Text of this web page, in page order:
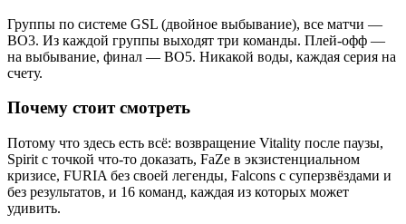
Группы по системе GSL (двойное выбывание), все матчи —
BO3. Из каждой группы выходят три команды. Плей-офф —
на выбывание, финал — BO5. Никакой воды, каждая серия на
счету.
Почему стоит смотреть
Потому что здесь есть всё: возвращение Vitality после паузы,
Spirit с точкой что-то доказать, FaZe в экзистенциальном
кризисе, FURIA без своей легенды, Falcons с суперзвёздами и
без результатов, и 16 команд, каждая из которых может
удивить.